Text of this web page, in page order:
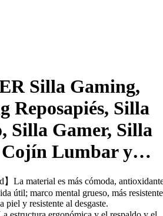
Silla Gaming,
Reposapiés, Silla
Silla Gamer, Silla
Cojín Lumbar y…
】La material es más cómoda,
útil; marco mental grueso, más resistente
piel y resistente al desgaste.